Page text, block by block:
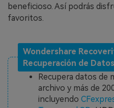
beneficioso. Así podrás
favoritos.
Wondershare
Recuperación de Datos
Recupera datos de
archivo y más de
incluyendo